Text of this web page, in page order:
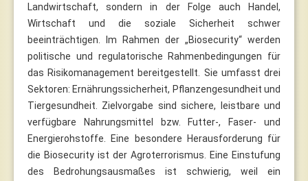
Landwirtschaft, sondern in der Folge auch Handel,
Wirtschaft und die soziale Sicherheit schwer
beeinträchtigen. Im Rahmen der „Biosecurity“ werden
politische und regulatorische Rahmenbedingungen für
das Risikomanagement bereitgestellt. Sie umfasst drei
Sektoren: Ernährungssicherheit, Pflanzengesundheit und
Tiergesundheit. Zielvorgabe sind sichere, leistbare und
verfügbare Nahrungsmittel bzw. Futter-, Faser- und
Energierohstoffe. Eine besondere Herausforderung für
die Biosecurity ist der Agroterrorismus. Eine Einstufung
des Bedrohungsausmaßes ist schwierig, weil ein